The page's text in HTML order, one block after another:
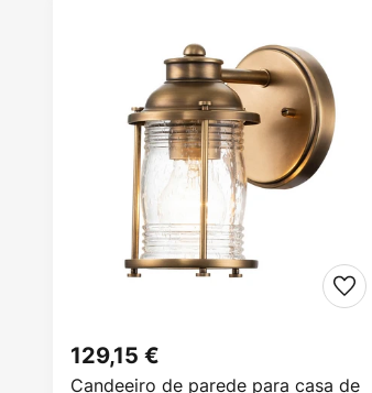
Candeeiro de parede para casa de
129,15 €